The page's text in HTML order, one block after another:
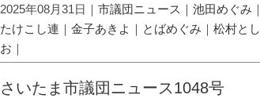
2025年08月31日｜ 市議団ニュース ｜ 池田めぐみ ｜
たけこし連 ｜ 金子あきよ ｜ とばめぐみ ｜ 松村とし
お ｜
さいたま市議団ニュース1048号